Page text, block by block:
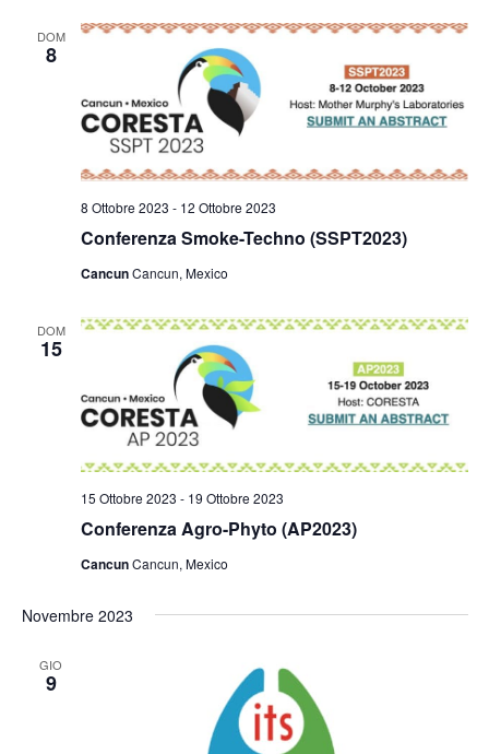
DOM
8
Conferenza Smoke-Techno (SSPT2023)
8 Ottobre 2023 - 12 Ottobre 2023
CancunCancun, Mexico
DOM
15
Conferenza Agro-Phyto (AP2023)
15 Ottobre 2023 - 19 Ottobre 2023
CancunCancun, Mexico
Novembre 2023
GIO
9